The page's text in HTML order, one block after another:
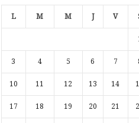
L M M J V
3 4 5 6 7
10 11 12 13 14
17 18 19 20 21